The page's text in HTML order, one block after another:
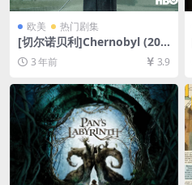
欧美 热门剧集
[切尔诺贝利]Chernobyl (201
9)[百度网盘+夸克网盘1080P
超清未删减资源][网盘在线播
放/下载][MP4/20GB][中英字
幕]
3 年前 3.9